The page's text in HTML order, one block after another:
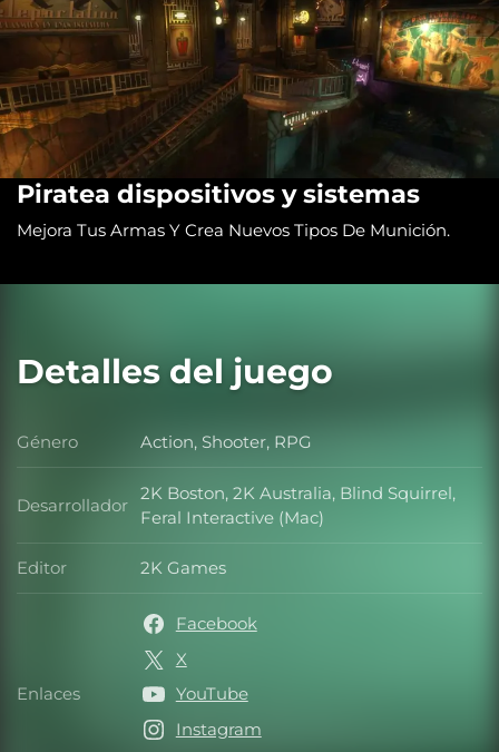
Piratea dispositivos y sistemas
Mejora Tus Armas Y Crea Nuevos Tipos De Munición.
Detalles del juego
Género Género
Action, Shooter, RPG
Desarrollador Desarrollador
2K Boston, 2K Australia, Blind Squirrel,
Feral Interactive (Mac)
Editor Editor
2K Games
Enlaces Enlaces
Facebook
X
YouTube
Instagram